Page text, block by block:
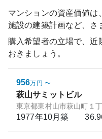
マンションの資産価値は
施設の建築計画など、さ
購入希望者の立場で、近
おきましょう。
956万円 〜
萩山サミットビル
東京都東村山市萩山町１
1977年10月築